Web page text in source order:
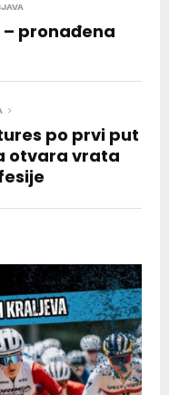
– pronađena
po prvi put
otvara vrata